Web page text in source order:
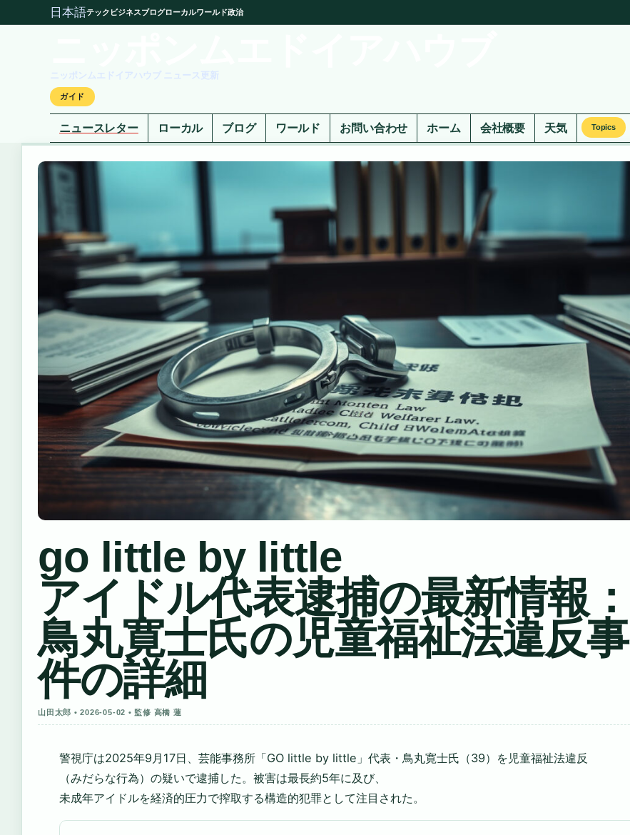
日本語テック ビジネスブログローカルワールド政治
ニッポンムエドイアハウブ ニュース更新
ガイド
ニュースレター ローカル ブログ ワールド お問い合わせ ホーム 会社概要 天気 Topics
go little by little
アイドル代表逮捕の最新情報：
鳥丸寛士氏の児童福祉法違反事
件の詳細
山田太郎 • 2026-05-02 • 監修 高橋 蓮
警視庁は2025年9月17日、芸能事務所「GO little by little」代表・鳥丸寛士氏（39）を児童福祉法違反
（みだらな行為）の疑いで逮捕した。被害は最長約5年に及び、
未成年アイドルを経済的圧力で搾取する構造的犯罪として注目された。